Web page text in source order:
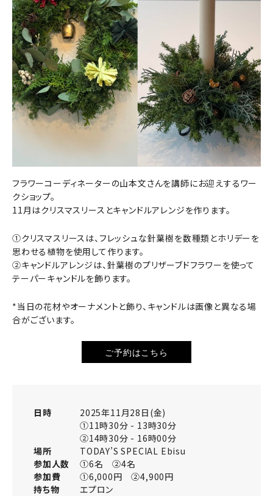
フラワーコーディネーターの山本文さんを講師にお迎えするワー
クショップ。
11月はクリスマスリースとキャンドルアレンジを作ります。
①クリスマスリースは、フレッシュな針葉樹を数種類とホリデーを
思わせる植物を使用して作ります。
②キャンドルアレンジは、針葉樹のプリザーブドフラワーを使って
テーパーキャンドルを飾ります。
*当日の花材やオーナメントと飾り、キャンドルは画像と異なる場
合がございます。
ご予約はこちら
日時
2025年11月28日(金)
①11時30分 - 13時30分
②14時30分 - 16時00分
場所
TODAY’S SPECIAL Ebisu
参加人数
①6名 ②4名
参加費
①6,000円 ②4,900円
持ち物
エプロン